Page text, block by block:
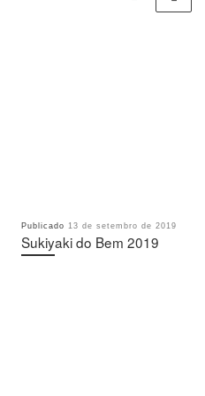
Publicado 13 de setembro de 2019
Sukiyaki do Bem 2019